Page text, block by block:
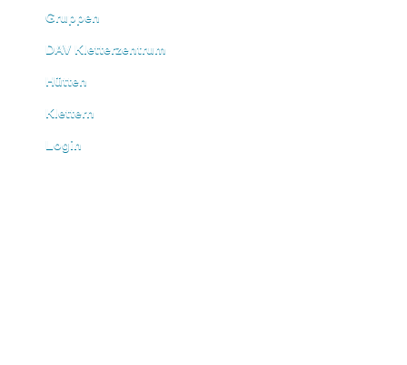
Gruppen
DAV Kletterzentrum
Hütten
Klettern
Login